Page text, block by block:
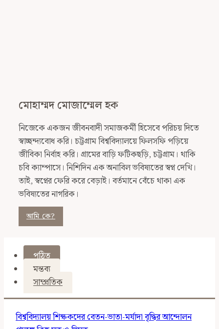
মোহাম্মদ মোজাম্মেল হক
নিজেকে একজন জীবনবাদী সমাজকর্মী হিসেবে পরিচয় দিতে
স্বাচ্ছন্দ্যবোধ করি। চট্টগ্রাম বিশ্ববিদ্যালয়ে ফিলসফি পড়িয়ে
জীবিকা নির্বাহ করি। গ্রামের বাড়ি ফটিকছড়ি, চট্টগ্রাম। থাকি
চবি ক্যাম্পাসে। নিশিদিন এক অনাবিল ভবিষ্যতের স্বপ্ন দেখি।
তাই, স্বপ্নের ফেরি করে বেড়াই। বর্তমানে বেঁচে থাকা এক
ভবিষ্যতের নাগরিক।
আমি কে?
পঠিত
মন্তব্য
সাম্প্রতিক
বিশ্ববিদ্যালয় শিক্ষকদের বেতন-ভাতা-মর্যাদা বৃদ্ধির আন্দোলন